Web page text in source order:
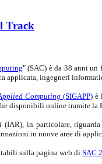
Track
"(SAC) è da 38 anni un
applicata, ingegneri
Computing (SIGAPP) è
disponibili online tramite la
(IAR), in particolare,
in nuove aree di
sulla pagina web di SAC